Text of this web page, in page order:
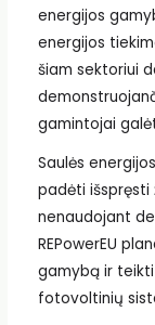
energijos
energijos
šiam sektoriui
gamintojai
Saulės
padėti išspręsti
nenaudojant
REPowerEU
gamybą ir
fotovoltinių